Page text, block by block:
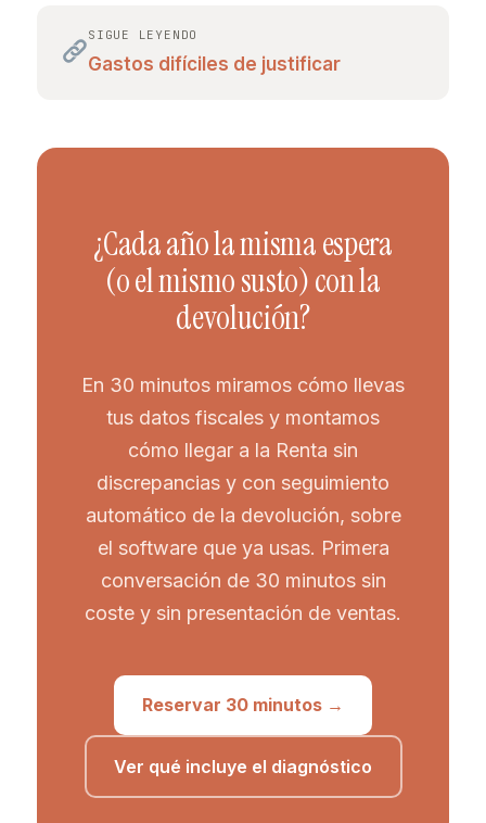
SIGUE LEYENDO
Gastos difíciles de justificar
¿Cada año la misma espera
(o el mismo susto) con la
devolución?
En 30 minutos miramos cómo llevas
tus datos fiscales y montamos
cómo llegar a la Renta sin
discrepancias y con seguimiento
automático de la devolución, sobre
el software que ya usas. Primera
conversación de 30 minutos sin
coste y sin presentación de ventas.
Reservar 30 minutos →
Ver qué incluye el diagnóstico